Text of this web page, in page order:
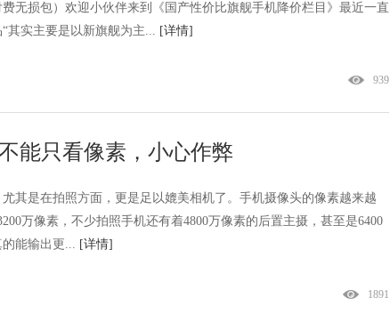
无损包）欢迎小伙伴来到《国产性价比旗舰手机降价栏目》最近一直
其实主要是以新旗舰为主... [详情]
939
能只看像素，小心作弊
其是在拍照方面，更是足以媲美相机了。手机摄像头的像素越来越
万像素，不少拍照手机还有着4800万像素的后置主摄，甚至是6400
能输出更... [详情]
1891